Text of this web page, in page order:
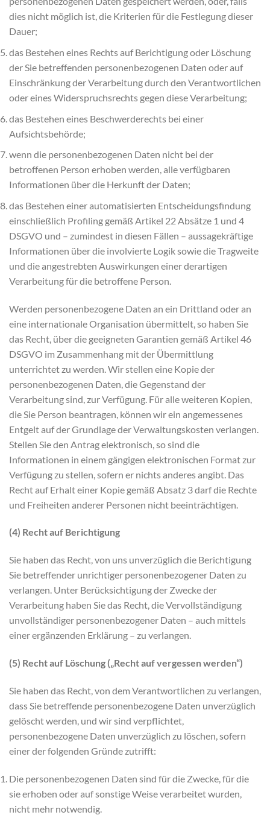
dies nicht möglich ist, die Kriterien für die Festlegung dieser
Dauer;
das Bestehen eines Rechts auf Berichtigung oder Löschung
der Sie betreffenden personenbezogenen Daten oder auf
Einschränkung der Verarbeitung durch den Verantwortlichen
oder eines Widerspruchsrechts gegen diese Verarbeitung;
das Bestehen eines Beschwerderechts bei einer
Aufsichtsbehörde;
wenn die personenbezogenen Daten nicht bei der
betroffenen Person erhoben werden, alle verfügbaren
Informationen über die Herkunft der Daten;
das Bestehen einer automatisierten Entscheidungsfindung
einschließlich Profiling gemäß Artikel 22 Absätze 1 und 4
DSGVO und – zumindest in diesen Fällen – aussagekräftige
Informationen über die involvierte Logik sowie die Tragweite
und die angestrebten Auswirkungen einer derartigen
Verarbeitung für die betroffene Person.
Werden personenbezogene Daten an ein Drittland oder an
eine internationale Organisation übermittelt, so haben Sie
das Recht, über die geeigneten Garantien gemäß Artikel 46
DSGVO im Zusammenhang mit der Übermittlung
unterrichtet zu werden. Wir stellen eine Kopie der
personenbezogenen Daten, die Gegenstand der
Verarbeitung sind, zur Verfügung. Für alle weiteren Kopien,
die Sie Person beantragen, können wir ein angemessenes
Entgelt auf der Grundlage der Verwaltungskosten verlangen.
Stellen Sie den Antrag elektronisch, so sind die
Informationen in einem gängigen elektronischen Format zur
Verfügung zu stellen, sofern er nichts anderes angibt. Das
Recht auf Erhalt einer Kopie gemäß Absatz 3 darf die Rechte
und Freiheiten anderer Personen nicht beeinträchtigen.
(4) Recht auf Berichtigung
Sie haben das Recht, von uns unverzüglich die Berichtigung
Sie betreffender unrichtiger personenbezogener Daten zu
verlangen. Unter Berücksichtigung der Zwecke der
Verarbeitung haben Sie das Recht, die Vervollständigung
unvollständiger personenbezogener Daten – auch mittels
einer ergänzenden Erklärung – zu verlangen.
(5) Recht auf Löschung („Recht auf vergessen werden“)
Sie haben das Recht, von dem Verantwortlichen zu verlangen,
dass Sie betreffende personenbezogene Daten unverzüglich
gelöscht werden, und wir sind verpflichtet,
personenbezogene Daten unverzüglich zu löschen, sofern
einer der folgenden Gründe zutrifft:
Die personenbezogenen Daten sind für die Zwecke, für die
sie erhoben oder auf sonstige Weise verarbeitet wurden,
nicht mehr notwendig.